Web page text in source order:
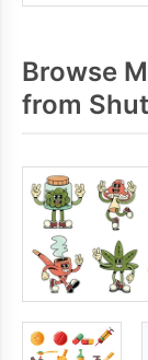
Browse
from